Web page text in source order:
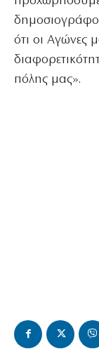
ότι οι Αγώνες
πόλης μας».